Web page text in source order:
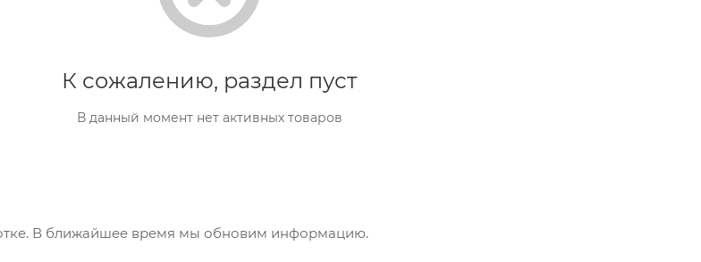
К сожалению, раздел пуст
В данный момент нет активных товаров
В ближайшее время мы обновим информацию.